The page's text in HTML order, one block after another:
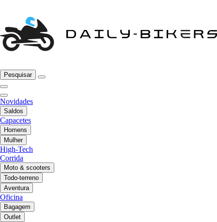
Pesquisar
Novidades
Saldos
Capacetes
Homens
Mulher
High-Tech
Corrida
Moto & scooters
Todo-terreno
Aventura
Oficina
Bagagem
Outlet